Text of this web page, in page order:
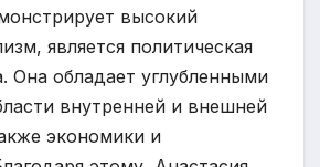
высокий
является политическая
Она обладает углубленными
внутренней и внешней
экономики и